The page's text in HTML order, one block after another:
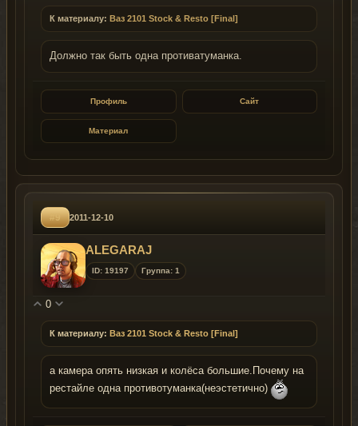
К материалу: Ваз 2101 Stock & Resto [Final]
Должно так быть одна противатуманка.
Профиль Сайт
Материал
#9 2011-12-10
ALEGARAJ
ID: 19197 Группа: 1
0
К материалу: Ваз 2101 Stock & Resto [Final]
а камера опять низкая и колёса большие.Почему на
рестайле одна противотуманка(неэстетично)